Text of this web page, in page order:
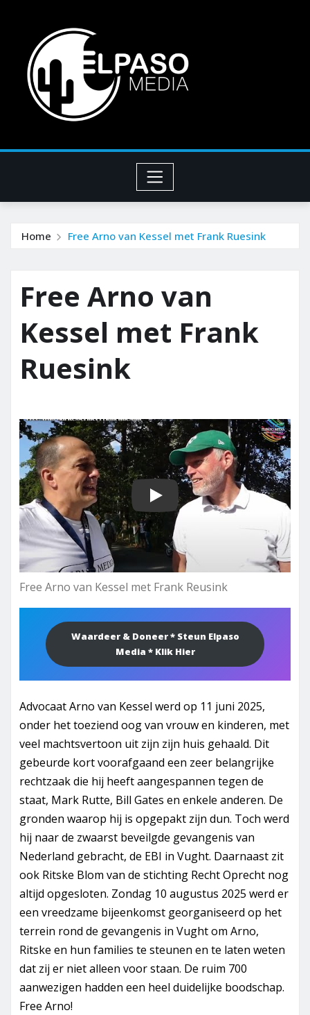
Home Free Arno van Kessel met Frank Ruesink
Free Arno van
Kessel met Frank
Ruesink
Play
Free Arno van Kessel met Frank Reusink
Waardeer & Doneer * Steun Elpaso
Media * Klik Hier
Advocaat Arno van Kessel werd op 11 juni 2025,
onder het toeziend oog van vrouw en kinderen, met
veel machtsvertoon uit zijn zijn huis gehaald. Dit
gebeurde kort voorafgaand een zeer belangrijke
rechtzaak die hij heeft aangespannen tegen de
staat, Mark Rutte, Bill Gates en enkele anderen. De
gronden waarop hij is opgepakt zijn dun. Toch werd
hij naar de zwaarst beveilgde gevangenis van
Nederland gebracht, de EBI in Vught. Daarnaast zit
ook Ritske Blom van de stichting Recht Oprecht nog
altijd opgesloten. Zondag 10 augustus 2025 werd er
een vreedzame bijeenkomst georganiseerd op het
terrein rond de gevangenis in Vught om Arno,
Ritske en hun families te steunen en te laten weten
dat zij er niet alleen voor staan. De ruim 700
aanwezigen hadden een heel duidelijke boodschap.
Free Arno!